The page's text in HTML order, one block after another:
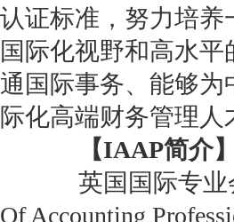
认证标准，努力培
国际化视野和高水
通国际事务、能够为
际化高端财务管理人
【IAAP简介】
英国国际专业会
Of Accounting